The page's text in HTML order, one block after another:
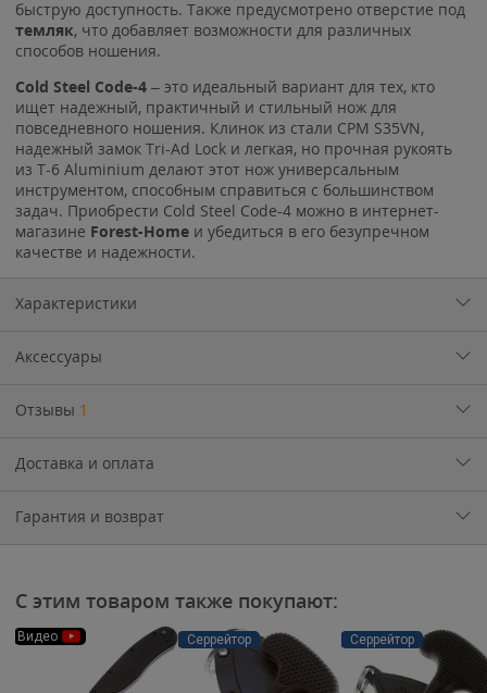
быструю доступность. Также предусмотрено отверстие под
темляк, что добавляет возможности для различных
способов ношения.
Cold Steel Code-4 – это идеальный вариант для тех, кто
ищет надежный, практичный и стильный нож для
повседневного ношения. Клинок из стали CPM S35VN,
надежный замок Tri-Ad Lock и легкая, но прочная рукоять
из T-6 Aluminium делают этот нож универсальным
инструментом, способным справиться с большинством
задач. Приобрести Cold Steel Code-4 можно в интернет-
магазине Forest-Home и убедиться в его безупречном
качестве и надежности.
Характеристики
Аксессуары
Отзывы 1
Доставка и оплата
Гарантия и возврат
С этим товаром также покупают:
Видео Серрейтор Серрейтор